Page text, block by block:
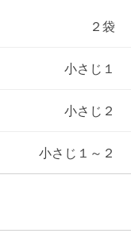
２袋
小さじ１
小さじ２
小さじ１～２